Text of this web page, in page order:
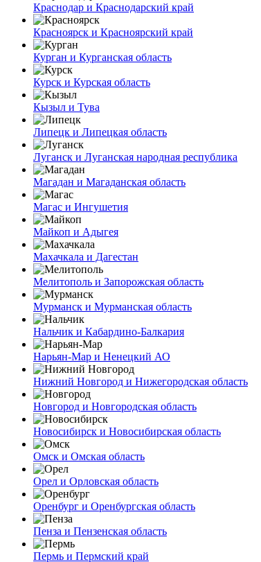
Краснодар и Краснодарский край
Красноярск и Красноярский край
Курган и Курганская область
Курск и Курская область
Кызыл и Тува
Липецк и Липецкая область
Луганск и Луганская народная республика
Магадан и Магаданская область
Магас и Ингушетия
Майкоп и Адыгея
Махачкала и Дагестан
Мелитополь и Запорожская область
Мурманск и Мурманская область
Нальчик и Кабардино-Балкария
Нарьян-Мар и Ненецкий АО
Нижний Новгород и Нижегородская область
Новгород и Новгородская область
Новосибирск и Новосибирская область
Омск и Омская область
Орел и Орловская область
Оренбург и Оренбургская область
Пенза и Пензенская область
Пермь и Пермский край